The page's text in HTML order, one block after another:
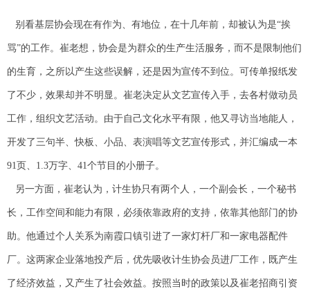
别看基层协会现在有作为、有地位，在十几年前，却被认为是“挨
骂”的工作。崔老想，协会是为群众的生产生活服务，而不是限制他们
的生育，之所以产生这些误解，还是因为宣传不到位。可传单报纸发
了不少，效果却并不明显。崔老决定从文艺宣传入手，去各村做动员
工作，组织文艺活动。由于自己文化水平有限，他又寻访当地能人，
开发了三句半、快板、小品、表演唱等文艺宣传形式，并汇编成一本
91页、1.3万字、41个节目的小册子。
另一方面，崔老认为，计生协只有两个人，一个副会长，一个秘书
长，工作空间和能力有限，必须依靠政府的支持，依靠其他部门的协
助。他通过个人关系为南霞口镇引进了一家灯杆厂和一家电器配件
厂。这两家企业落地投产后，优先吸收计生协会员进厂工作，既产生
了经济效益，又产生了社会效益。按照当时的政策以及崔老招商引资